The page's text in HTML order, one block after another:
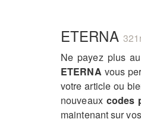
ETERNA
Ne payez plus
ETERNA vous
votre article ou
nouveaux codes
maintenant sur